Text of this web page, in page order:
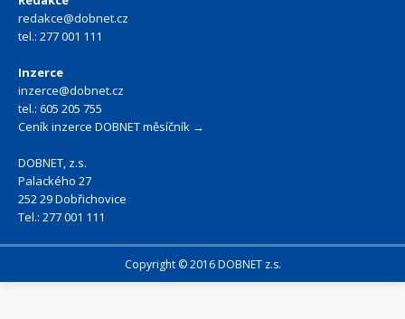
redakce@dobnet.cz
tel.: 277 001 111
Inzerce
inzerce@dobnet.cz
tel.: 605 205 755
Ceník inzerce DOBNET měsíčník →
DOBNET, z.s.
Palackého 27
252 29 Dobřichovice
Tel.: 277 001 111
Copyright © 2016 DOBNET z.s.